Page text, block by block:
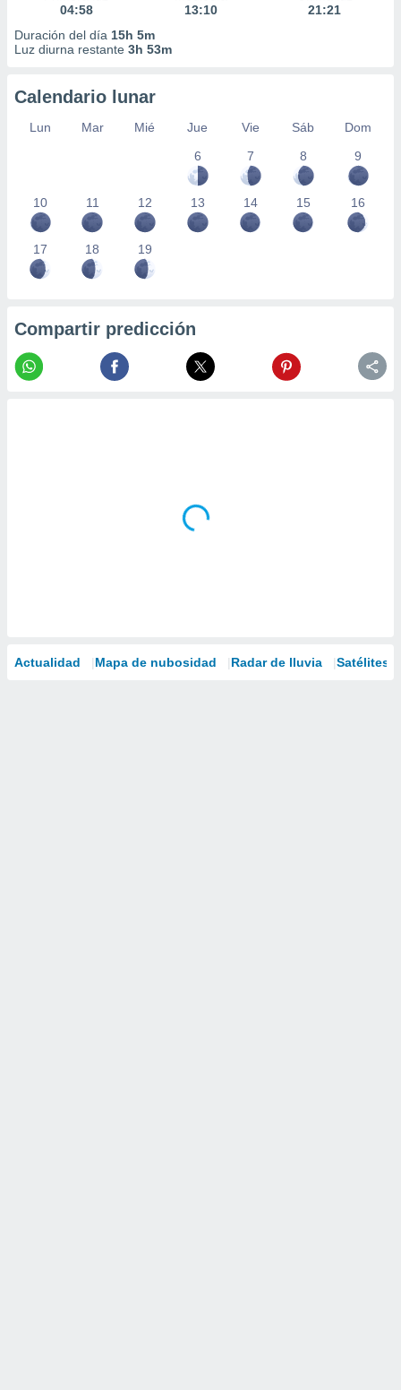
04:58
13:10
21:21
Duración del día 15h 5m
Luz diurna restante 3h 53m
Calendario lunar
Lun Mar Mié Jue Vie Sáb
Dom
6
7 8 9
10 11 12 13 14 15 16
17 18 19
Compartir predicción
Actualidad Mapa de nubosidad Radar de lluvia Satélites